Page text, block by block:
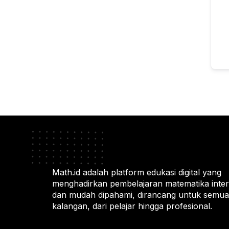
Math.id adalah platform edukasi digital yang
menghadirkan pembelajaran matematika
dan mudah dipahami, dirancang untuk semua
kalangan, dari pelajar hingga profesional.